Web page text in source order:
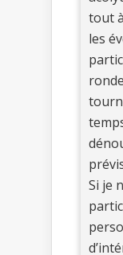
tout
les
Si je